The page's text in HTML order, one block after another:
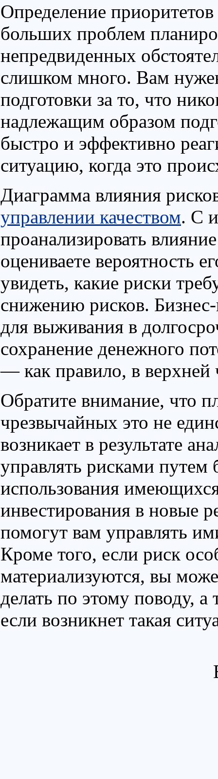
Определение
больших проблем
непредвиденных
слишком много. Вам
подготовки за то, что
надлежащим образом
быстро и эффективно
ситуацию, когда это
Диаграмма влияния
управлении качеством. С
проанализировать
оцениваете вероятность
увидеть, какие риски
снижению рисков.
для выживания в
сохранение денежного
— как правило, в верхней
Обратите внимание, что
чрезвычайных это не
возникает в результате
управлять рисками путем
использования
инвестирования в новые
помогут вам управлять
Кроме того, если риск
материализуются, вы
делать по этому поводу, а
если возникнет такая